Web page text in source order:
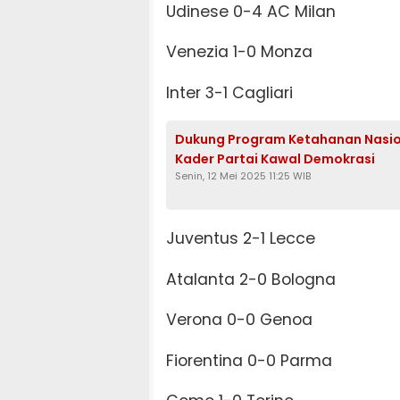
Udinese 0-4 AC Milan
Venezia 1-0 Monza
Inter 3-1 Cagliari
Dukung Program Ketahanan
Kader Partai Kawal Demokrasi
Senin, 12 Mei 2025 11:25 WIB
Juventus 2-1 Lecce
Atalanta 2-0 Bologna
Verona 0-0 Genoa
​​​​​​​Fiorentina 0-0 Parma